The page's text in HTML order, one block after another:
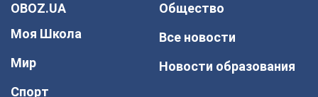
OBOZ.UA
Моя Школа
Мир
Спорт
Общество
Все новости
Новости образования